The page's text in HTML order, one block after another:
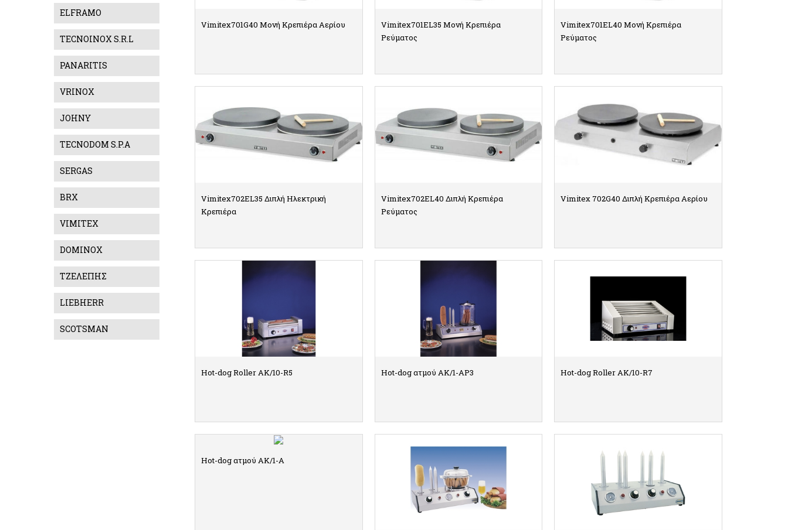
ELFRAMO
TECNOINOX S.R.L
PANARITIS
VRINOX
JOHNY
TECNODOM S.P.A
SERGAS
BRX
VIMITEX
DOMINOX
ΤΖΕΛΕΠΗΣ
LIEBHERR
SCOTSMAN
Vimitex701G40 Μονή Κρεπιέρα Αερίου
Vimitex701EL35 Μονή Κρεπιέρα
Ρεύματος
Vimitex701EL40 Μονή Κρεπιέρα
Ρεύματος
ΛΕΠΤΟΜΕΡΕΙΕΣ
Vimitex702EL35 Διπλή Ηλεκτρική
Κρεπιέρα
ΛΕΠΤΟΜΕΡΕΙΕΣ
Vimitex702EL40 Διπλή Κρεπιέρα
Ρεύματος
ΛΕΠΤΟΜΕΡΕΙΕΣ
Vimitex 702G40 Διπλή Kρεπιέρα Aερίου
ΛΕΠΤΟΜΕΡΕΙΕΣ
Hot-dog Roller AK/10-R5
ΛΕΠΤΟΜΕΡΕΙΕΣ
Hot-dog ατμού AK/1-AP3
ΛΕΠΤΟΜΕΡΕΙΕΣ
Hot-dog Roller AK/10-R7
ΛΕΠΤΟΜΕΡΕΙΕΣ
Hot-dog ατμού AK/1-Α
ΛΕΠΤΟΜΕΡΕΙΕΣ ΛΕΠΤΟΜΕΡΕΙΕΣ